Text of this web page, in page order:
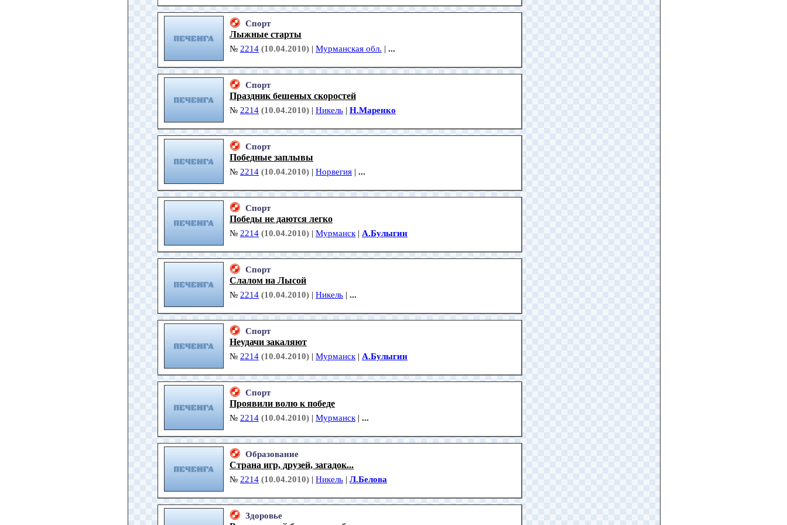
Спорт
Лыжные старты
№ 2214 (10.04.2010) | Мурманская обл. | ...
Спорт
Праздник бешеных скоростей
№ 2214 (10.04.2010) | Никель | Н.Маренко
Спорт
Победные заплывы
№ 2214 (10.04.2010) | Норвегия | ...
Спорт
Победы не даются легко
№ 2214 (10.04.2010) | Мурманск | А.Булыгин
Спорт
Слалом на Лысой
№ 2214 (10.04.2010) | Никель | ...
Спорт
Неудачи закаляют
№ 2214 (10.04.2010) | Мурманск | А.Булыгин
Спорт
Проявили волю к победе
№ 2214 (10.04.2010) | Мурманск | ...
Образование
Страна игр, друзей, загадок...
№ 2214 (10.04.2010) | Никель | Л.Белова
Здоровье